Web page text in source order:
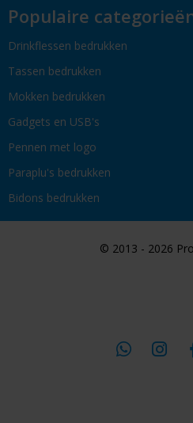
Populaire
Drinkflessen bedrukken
Tassen bedrukken
Mokken bedrukken
Gadgets en USB's
Pennen met logo
Paraplu's bedrukken
Bidons bedrukken
© 2013 - 2026